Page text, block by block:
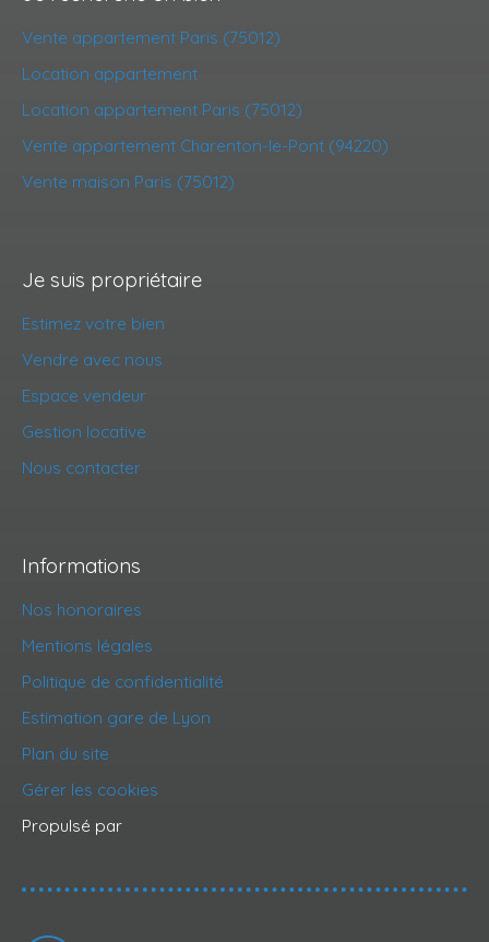
Vente appartement Paris (75012)
Location appartement
Location appartement Paris (75012)
Vente appartement Charenton-le-Pont (94220)
Vente maison Paris (75012)
Je suis propriétaire
Estimez votre bien
Vendre avec nous
Espace vendeur
Gestion locative
Nous contacter
Informations
Nos honoraires
Mentions légales
Politique de confidentialité
Estimation gare de Lyon
Plan du site
Gérer les cookies
Propulsé par